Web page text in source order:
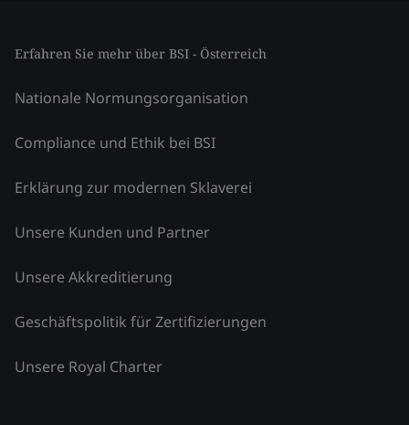
Erfahren Sie mehr über BSI - Österreich
Nationale Normungsorganisation
Compliance und Ethik bei BSI
Erklärung zur modernen Sklaverei
Unsere Kunden und Partner
Unsere Akkreditierung
Geschäftspolitik für Zertifizierungen
Unsere Royal Charter